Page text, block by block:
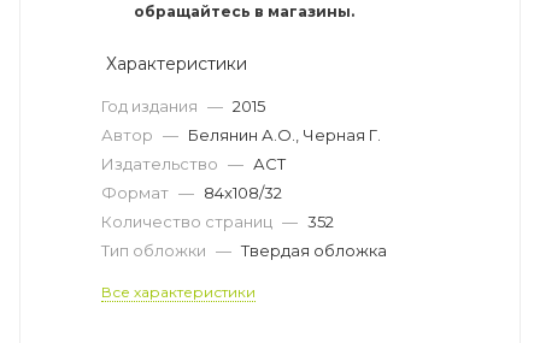
обращайтесь в магазины.
Характеристики
Год издания — 2015
Автор — Белянин А.О., Черная Г.
Издательство — АСТ
Формат — 84x108/32
Количество страниц — 352
Тип обложки — Твердая обложка
Все характеристики